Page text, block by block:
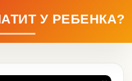
У РЕБЕНКА?